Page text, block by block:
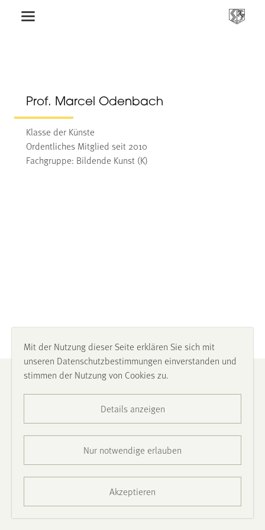
Prof. Marcel Odenbach
Klasse der Künste
Ordentliches Mitglied seit 2010
Fachgruppe: Bildende Kunst (K)
Impressum
Presse
Mit der Nutzung dieser Seite erklären Sie sich mit
unseren Datenschutzbestimmungen einverstanden und
stimmen der Nutzung von Cookies zu.
Details anzeigen
Nur notwendige erlauben
Akzeptieren